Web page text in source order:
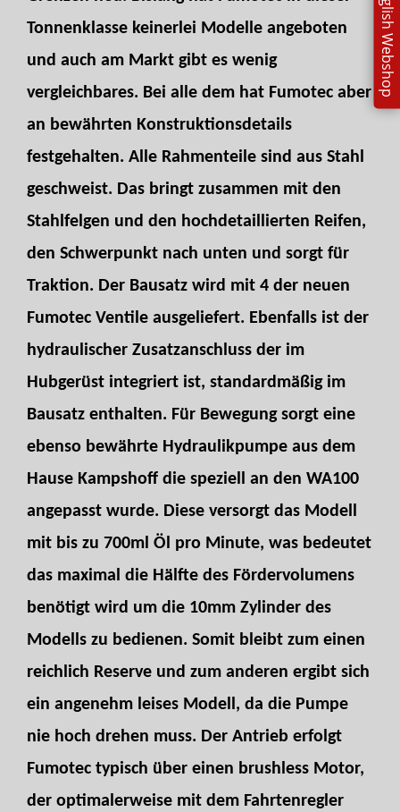
Tonnenklasse keinerlei Modelle angeboten
und auch am Markt gibt es wenig
vergleichbares. Bei alle dem hat Fumotec aber
an bewährten Konstruktionsdetails
festgehalten. Alle Rahmenteile sind aus Stahl
geschweist. Das bringt zusammen mit den
Stahlfelgen und den hochdetaillierten Reifen,
den Schwerpunkt nach unten und sorgt für
Traktion. Der Bausatz wird mit 4 der neuen
Fumotec Ventile ausgeliefert. Ebenfalls ist der
hydraulischer Zusatzanschluss der im
Hubgerüst integriert ist, standardmäßig im
Bausatz enthalten. Für Bewegung sorgt eine
ebenso bewährte Hydraulikpumpe aus dem
Hause Kampshoff die speziell an den WA100
angepasst wurde. Diese versorgt das Modell
mit bis zu 700ml Öl pro Minute, was bedeutet
das maximal die Hälfte des Fördervolumens
benötigt wird um die 10mm Zylinder des
Modells zu bedienen. Somit bleibt zum einen
reichlich Reserve und zum anderen ergibt sich
ein angenehm leises Modell, da die Pumpe
nie hoch drehen muss. Der Antrieb erfolgt
Fumotec typisch über einen brushless Motor,
der optimalerweise mit dem Fahrtenregler
english Webshop